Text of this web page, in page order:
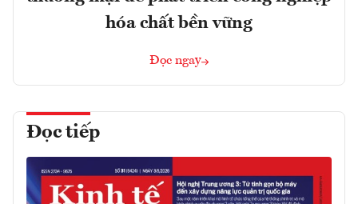
hóa chất bền vững
Đọc ngay
Đọc tiếp